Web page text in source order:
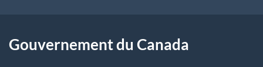
l
Gouvernement du Canada